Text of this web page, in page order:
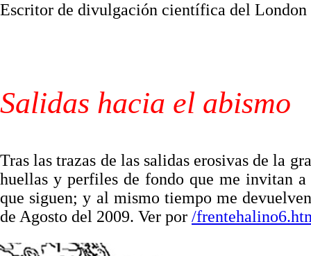
Escritor de divulgación científica del
Salidas hacia el abismo
Tras las trazas de las salidas erosivas de la
huellas y perfiles de fondo que me invitan a
que siguen; y al mismo tiempo me
de Agosto del 2009. Ver por /